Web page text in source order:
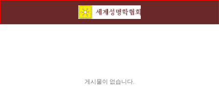
게시물이 없습니다.